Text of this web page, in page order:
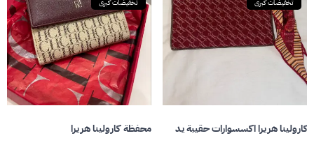
تخفيضات كبرى
كارولينا هريرا اكسسوارات حقيبة يد
تخفيضات كبرى
محفظة كارولينا هريرا